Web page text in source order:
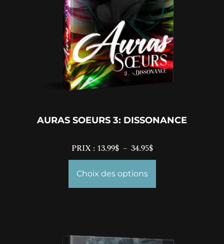
AURAS SOEURS 3: DISSONANCE
PRIX : 13.99$ – 34.95$
Choix des options